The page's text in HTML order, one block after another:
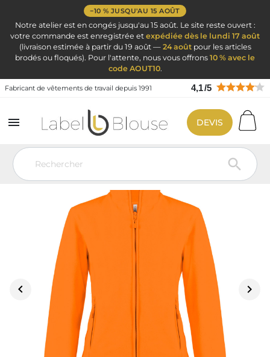
−10 % JUSQU'AU 15 AOÛT
Notre atelier est en congés jusqu'au 15 août. Le site reste ouvert :
votre commande est enregistrée et expédiée dès le lundi 17 août
(livraison estimée à partir du 19 août — 24 aoûtpour les articles
brodés ou floqués). Pour l'attente, nous vous offrons 10 % avec le
code AOUT10.
Fabricant de vêtements de travail depuis 1991 4,1/5


DEVIS
Vêtement de travail Blouse médicale
Veste et passe-couloir
 